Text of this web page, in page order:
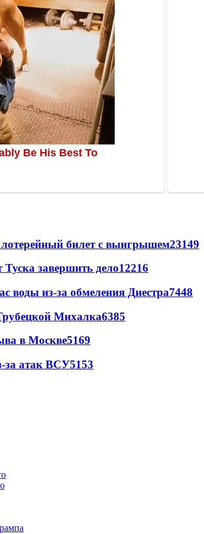
билет с выигрышем23149
завершить дело12216
воды из-за обмеления Днестра7448
Михалка6385
в Москве5169
за атак ВСУ5153